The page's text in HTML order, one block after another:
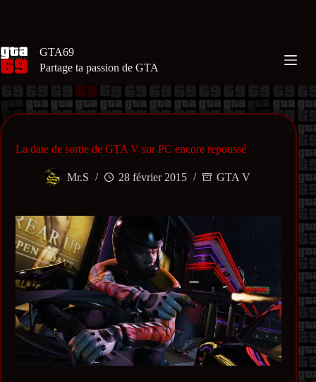
GTA69
Partage ta passion de GTA
La date de sortie de GTA V sur PC encore repoussé
Mr.S 28 février 2015 GTA V